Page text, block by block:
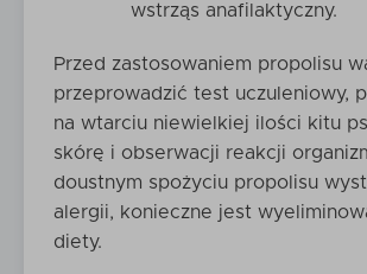
wstrząs anafilaktyczny.
Przed zastosowaniem propolisu
przeprowadzić test uczuleniowy,
na wtarciu niewielkiej ilości kitu
skórę i obserwacji reakcji
doustnym spożyciu propolisu
alergii, konieczne jest
diety.